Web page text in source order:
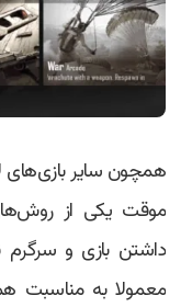
همچون سایر
موقت یکی از
داشتن بازی و سرگرم
معمولا به مناسبت